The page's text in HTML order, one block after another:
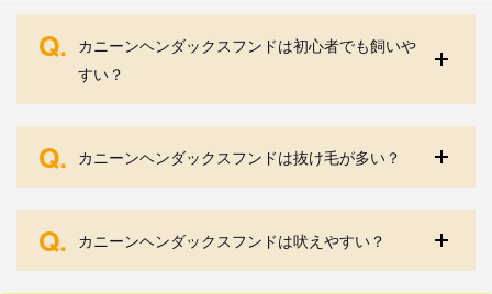
Q. カニーンヘンダックスフンドは初心者でも飼いや
すい？
Q. カニーンヘンダックスフンドは抜け毛が多い？
Q. カニーンヘンダックスフンドは吠えやすい？